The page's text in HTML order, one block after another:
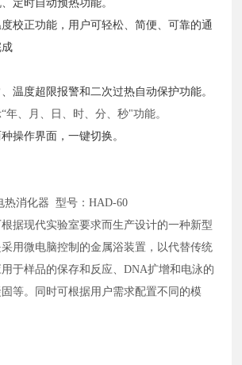
定时自动预热功能。
校正功能，用户可轻松、简便、可靠的通
温度超限报警和二次过热自动保护功能。
“年、月、日、时、分、秒"功能。
操作界面，一键切换。
热消化器 型号：HAD-60
据现代实验室要求而生产设计的一种新型
用微电脑控制的金属浴装置，以代替传统
于样品的保存和反应、DNA扩增和电泳的
等。同时可根据用户需求配置不同的模